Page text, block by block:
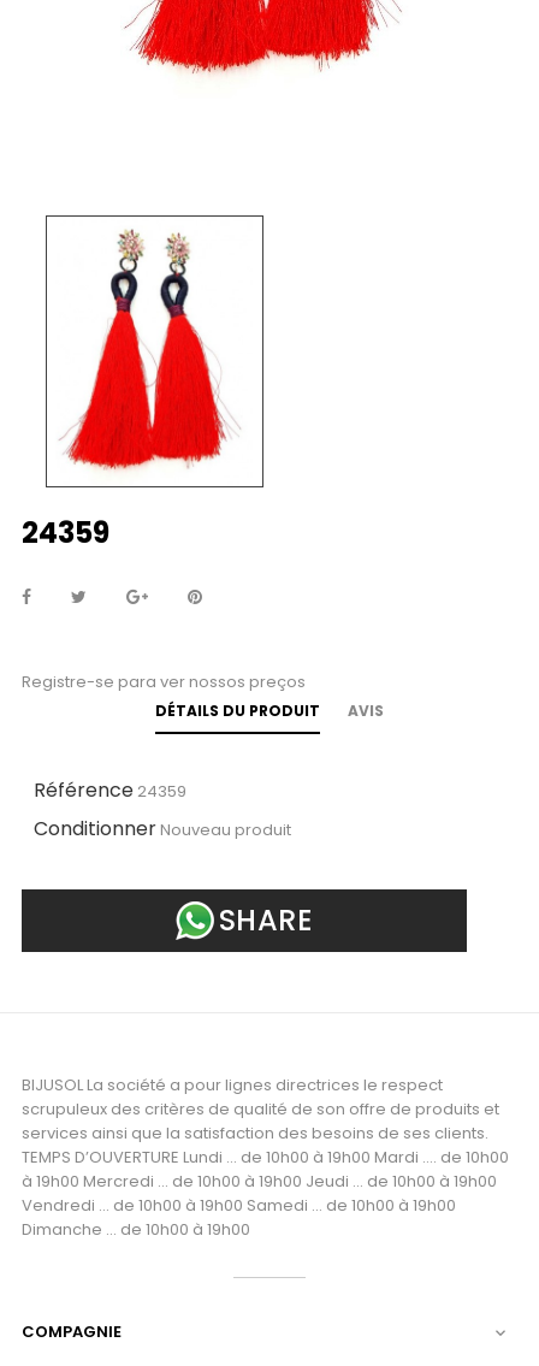
24359
Registre-se para ver nossos preços
DÉTAILS DU PRODUIT AVIS
Référence 24359
Conditionner Nouveau produit
SHARE
BIJUSOL La société a pour lignes directrices le respect
scrupuleux des critères de qualité de son offre de produits et
services ainsi que la satisfaction des besoins de ses clients.
TEMPS D’OUVERTURE Lundi ... de 10h00 à 19h00 Mardi .... de 10h00
à 19h00 Mercredi ... de 10h00 à 19h00 Jeudi ... de 10h00 à 19h00
Vendredi ... de 10h00 à 19h00 Samedi ... de 10h00 à 19h00
Dimanche ... de 10h00 à 19h00
COMPAGNIE 